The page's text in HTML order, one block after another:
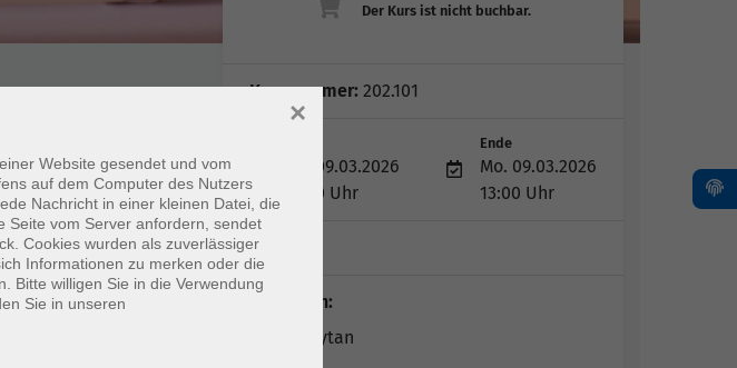
Kursnummer: 202.101
Mo. 09.03.2026
09:30 Uhr
Ende
Mo. 09.03.2026
13:00 Uhr
1 Tag
Dozent*in:
Haurin Aytan
Website gesendet und vom
auf dem Computer des Nutzers
Nachricht in einer kleinen Datei, die
Seite vom Server anfordern, sendet
Cookies wurden als zuverlässiger
Informationen zu merken oder die
Bitte willigen Sie in die Verwendung
Sie in unseren
×